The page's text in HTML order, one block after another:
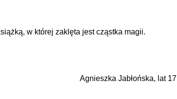
w której zaklęta jest cząstka magii.
Agnieszka Jabłońska, lat 17